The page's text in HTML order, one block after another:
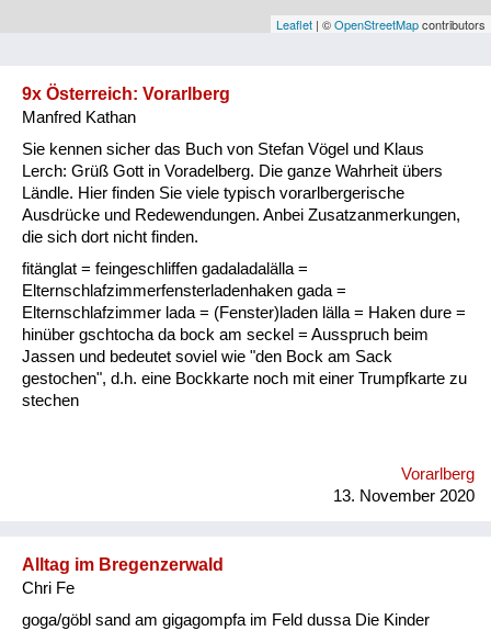
Vorarlberg
Natur und Landwirtschaft
Fluchen und Reden
Mensch, Tier und Alltag
Schmankerln und
Kulinarisches
Leaflet | ©OpenStreetMapcontributors
9x Österreich: Vorarlberg
Manfred Kathan
Sie kennen sicher das Buch von Stefan Vögel und Klaus
Lerch: Grüß Gott in Voradelberg. Die ganze Wahrheit übers
Ländle. Hier finden Sie viele typisch vorarlbergerische
Ausdrücke und Redewendungen. Anbei Zusatzanmerkungen,
die sich dort nicht finden.
fitänglat = feingeschliffen gadaladalälla =
Elternschlafzimmerfensterladenhaken gada =
Elternschlafzimmer lada = (Fenster)laden lälla = Haken dure =
hinüber gschtocha da bock am seckel = Ausspruch beim
Jassen und bedeutet soviel wie "den Bock am Sack
gestochen", d.h. eine Bockkarte noch mit einer Trumpfkarte zu
stechen
Vorarlberg
13. November 2020
Alltag im Bregenzerwald
Chri Fe
goga/göbl sand am gigagompfa im Feld dussa Die Kinder